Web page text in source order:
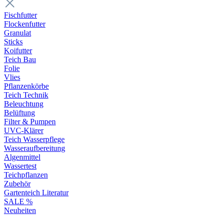
Fischfutter
Flockenfutter
Granulat
Sticks
Koifutter
Teich Bau
Folie
Vlies
Pflanzenkörbe
Teich Technik
Beleuchtung
Belüftung
Filter & Pumpen
UVC-Klärer
Teich Wasserpflege
Wasseraufbereitung
Algenmittel
Wassertest
Teichpflanzen
Zubehör
Gartenteich Literatur
SALE %
Neuheiten